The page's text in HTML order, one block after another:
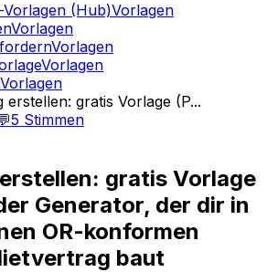
(Hub)Vorlagen
Vorlagen
Vorlagen
Vorlagen
Vorlagen
erstellen: gratis Vorlage (P...
5 Stimmen
gratis Vorlage
Generator, der dir in
OR-konformen
baut